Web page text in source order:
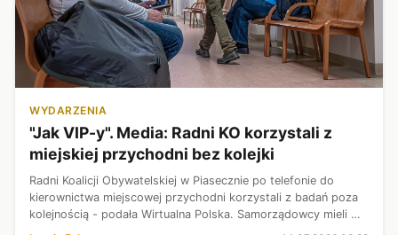
WYDARZENIA
"Jak VIP-y". Media: Radni KO korzystali z
miejskiej przychodni bez kolejki
Radni Koalicji Obywatelskiej w Piasecznie po telefonie do
kierownictwa miejscowej przychodni korzystali z badań poza
kolejnością - podała Wirtualna Polska. Samorządowcy mieli w